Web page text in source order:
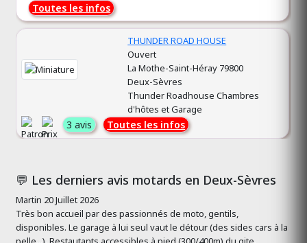
Toutes les infos
THUNDER ROAD HOUSE
Ouvert
La Mothe-Saint-Héray 79800
Deux-Sèvres
Thunder Roadhouse Chambres
d'hôtes et Garage
3 avis Toutes les infos
💬 Les derniers avis motards en Deux-Sèvres
Martin 20 Juillet 2026
Très bon accueil par des passionnés de moto, gentils,
disponibles. Le garage à lui seul vaut le détour (des sides cars à la